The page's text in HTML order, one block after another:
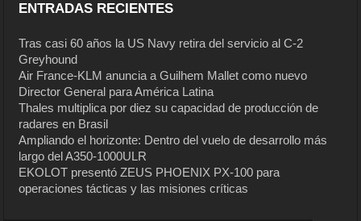
ENTRADAS RECIENTES
Tras casi 60 años la US Navy retira del servicio al C-2
Greyhound
Air France-KLM anuncia a Guilhem Mallet como nuevo
Director General para América Latina
Thales multiplica por diez su capacidad de producción de
radares en Brasil
Ampliando el horizonte: Dentro del vuelo de desarrollo más
largo del A350-1000ULR
EKOLOT presentó ZEUS PHOENIX PX-100 para
operaciones tácticas y las misiones críticas